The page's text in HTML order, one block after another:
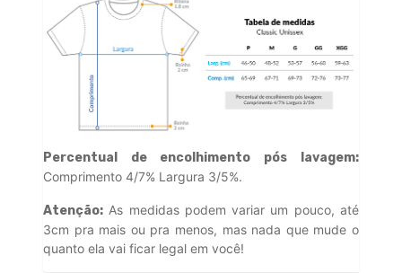
Percentual de encolhimento pós lavagem:
Comprimento 4/7% Largura 3/5%.
Atenção: As medidas podem variar um pouco, até
3cm pra mais ou pra menos, mas nada que mude o
quanto ela vai ficar legal em você!